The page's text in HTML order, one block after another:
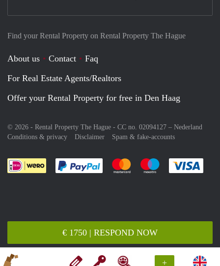
+
€ 1750 | RESPOND NOW
Find your Rental Property on Rental Property The Hague
About us Contact
Faq
For Real Estate Agents/Realtors
Offer your Rental Property for free in Den Haag
© 2026 - Rental Property The Hague - CC no. 02094127 – Nederland
Conditions & privacy
Disclaimer Spam & fake-accounts
Pay easily with :payment method
Pay easily with :payment
Pay easily with